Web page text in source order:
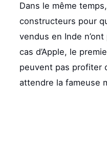
Dans le même
constructeurs pour
vendus en Inde
cas d’Apple, le
peuvent pas profiter
attendre la fameuse